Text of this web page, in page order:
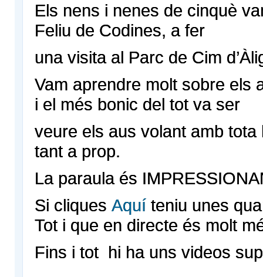
Els nens i nenes de cinquè
Feliu de Codines, a fer
una visita al Parc de Cim
Vam aprendre molt sobre els
i el més bonic del tot va ser
veure els aus volant amb tota
tant a prop.
La paraula és
Si cliques Aquí teniu unes
Tot i que en directe és molt
Fins i tot hi ha uns videos